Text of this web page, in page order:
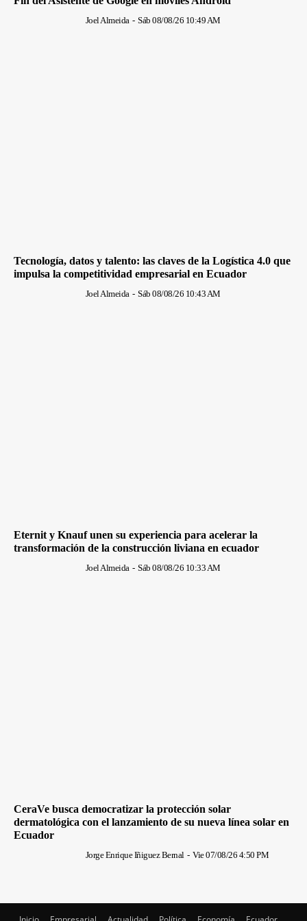
Joel Almeida - Sáb 08/08/26 10:49 AM
Tecnología, datos y talento: las claves de la Logística 4.0 que
impulsa la competitividad empresarial en Ecuador
Joel Almeida - Sáb 08/08/26 10:43 AM
Eternit y Knauf unen su experiencia para acelerar la
transformación de la construcción liviana en ecuador
Joel Almeida - Sáb 08/08/26 10:33 AM
CeraVe busca democratizar la protección solar
dermatológica con el lanzamiento de su nueva línea solar en
Ecuador
Jorge Enrique Iñiguez Bernal - Vie 07/08/26 4:50 PM